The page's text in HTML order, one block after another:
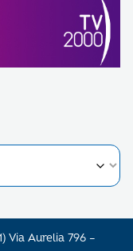
Via Aurelia 796 –